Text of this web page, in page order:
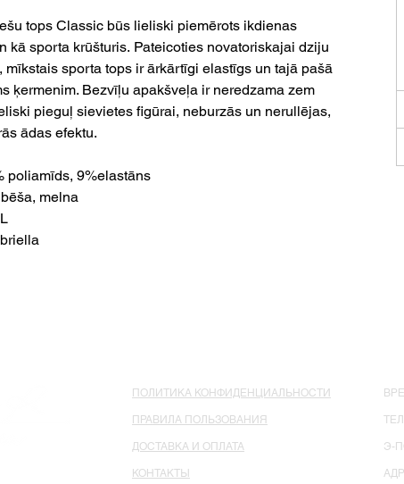
tops Classic būs lieliski piemērots ikdienas
kā sporta krūšturis. Pateicoties novatoriskajai dziju
mīkstais sporta tops ir ārkārtīgi elastīgs un tajā pašā
ķermenim. Bezvīļu apakšveļa ir neredzama zem
pieguļ sievietes figūrai, neburzās un nerullējas,
ādas efektu.
poliamīds, 9%elastāns
melna
ПОЛИТИКА КОНФИДЕНЦИАЛЬНОСТИ
ПРАВИЛА ПОЛЬЗОВАНИЯ
ДОСТАВКА И ОПЛАТА
КОНТАКТЫ
Э-